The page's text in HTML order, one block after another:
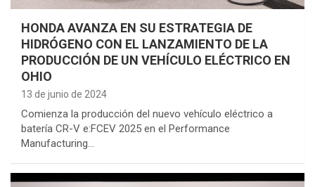
HONDA AVANZA EN SU ESTRATEGIA DE
HIDRÓGENO CON EL LANZAMIENTO DE LA
PRODUCCIÓN DE UN VEHÍCULO ELÉCTRICO EN
OHIO
13 de junio de 2024
Comienza la producción del nuevo vehículo eléctrico a
batería CR-V e:FCEV 2025 en el Performance
Manufacturing…